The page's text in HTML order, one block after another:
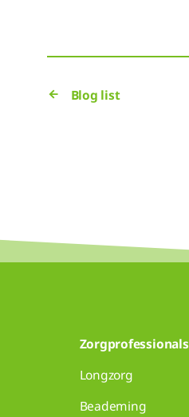
Blog list
Zorgprofessionals
Longzorg
Beademing